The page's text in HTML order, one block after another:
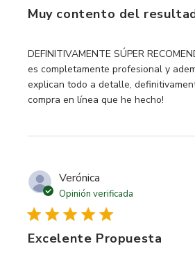
Muy contento del
DEFINITIVAMENTE SÚPER
es completamente profesional y
explican todo a detalle,
compra en línea que he hecho!
read more about review content
Verónica
Opinión verificada
Excelente Propuesta